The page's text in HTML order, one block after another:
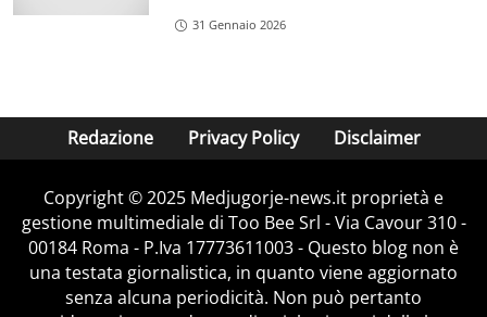
31 Gennaio 2026
Redazione Privacy Policy Disclaimer
Copyright © 2025 Medjugorje-news.it proprietà e
gestione multimediale di Too Bee Srl - Via Cavour 310 -
00184 Roma - P.Iva 17773611003 - Questo blog non è
una testata giornalistica, in quanto viene aggiornato
senza alcuna periodicità. Non può pertanto